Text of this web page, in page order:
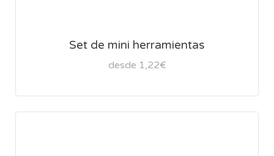
Set de mini herramientas
desde 1,22€